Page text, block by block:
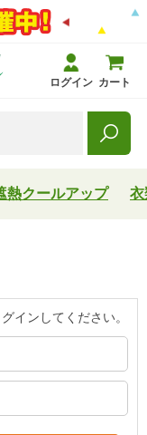
ログイン カート
熱クールアップ 衣
インしてください。